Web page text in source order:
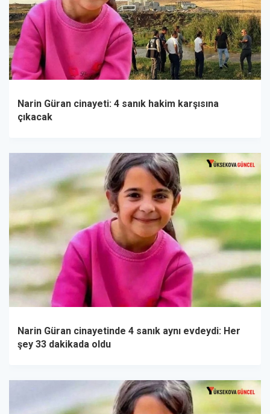
Narin Güran cinayeti: 4 sanık hakim karşısına
çıkacak
Narin Güran cinayetinde 4 sanık aynı evdeydi: Her
şey 33 dakikada oldu